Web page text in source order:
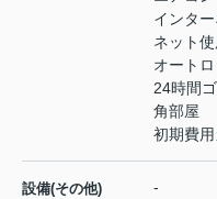
インタ
ネット
オートロ
24時間
角部屋
初期費
設備(その他) -